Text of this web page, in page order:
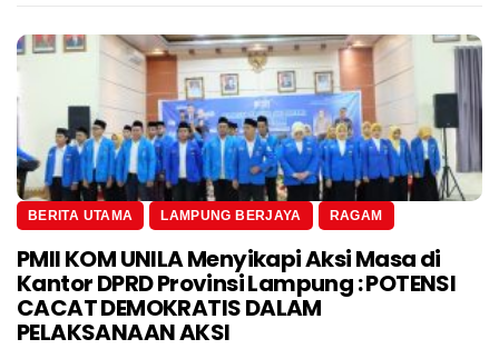
BERITA UTAMA LAMPUNG BERJAYA RAGAM
PMII KOM UNILA Menyikapi Aksi Masa di
Kantor DPRD Provinsi Lampung : POTENSI
CACAT DEMOKRATIS DALAM
PELAKSANAAN AKSI